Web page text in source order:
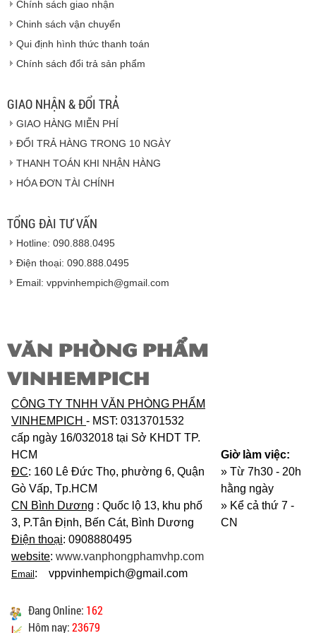
CAM KẾT CHẤT LƯỢNG
Hàng hóa được giao cho quý khách là hàng mới
100% nguyên đai nguyên kiện.
Vinhempich
độ bảo hành sản phẩm đối với nhà sản xuất hoặc
nhà nhập khẩu nếu sản phẩm bị lỗi hoặc hỏng hóc
Chính sách giao nhận
Chinh sách vận chuyển
Qui định hình thức thanh toán
Chính sách đổi trả sản phẩm
GIAO NHẬN & ĐỔI TRẢ
GIAO HÀNG MIỄN PHÍ
ĐỔI TRẢ HÀNG TRONG 10 NGÀY
THANH TOÁN KHI NHẬN HÀNG
HÓA ĐƠN TÀI CHÍNH
TỔNG ĐÀI TƯ VẤN
Hotline: 090.888.0495
Điện thoại: 090.888.0495
Email: vppvinhempich@gmail.com
VĂN PHÒNG PHẨM
VINHEMPICH
CÔNG TY TNHH VĂN PHÒNG PHẨM
VINHEMPICH - MST: 0313701532
cấp ngày 16/032018 tại Sở KHDT TP.
HCM
ĐC: 160 Lê Đức Thọ, phường 6, Quận
Gò Vấp, Tp.HCM
CN Bình Dương : Quốc lộ 13, khu phố
3, P.Tân Định, Bến Cát, Bình Dương
Điện thoại: 0908880495
website: www.vanphongphamvhp.com
Email: vppvinhempich@gmail.com
Giờ làm việc:
» Từ 7h30 - 20h
hằng ngày
» Kể cả thứ 7 -
CN
Đang Online: 162
Hôm nay:23679